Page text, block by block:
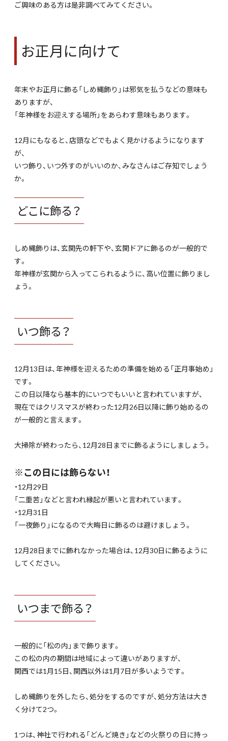
ご興味のある方は是非調べてみてください。
お正月に向けて
年末やお正月に飾る「しめ縄飾り」は邪気を払うなどの意味も
ありますが、
「年神様をお迎えする場所」をあらわす意味もあります。
12月にもなると、店頭などでもよく見かけるようになります
が、
いつ飾り、いつ外すのがいいのか、みなさんはご存知でしょう
か。
どこに飾る？
しめ縄飾りは、玄関先の軒下や、玄関ドアに飾るのが一般的で
す。
年神様が玄関から入ってこられるように、高い位置に飾りまし
ょう。
いつ飾る？
12月13日は、年神様を迎えるための準備を始める「正月事始め」
です。
この日以降なら基本的にいつでもいいと言われていますが、
現在ではクリスマスが終わった12月26日以降に飾り始めるの
が一般的と言えます。
大掃除が終わったら、12月28日までに飾るようにしましょう。
※この日には飾らない！
・12月29日
「二重苦」などと言われ縁起が悪いと言われています。
・12月31日
「一夜飾り」になるので大晦日に飾るのは避けましょう。
12月28日までに飾れなかった場合は、12月30日に飾るように
してください。
いつまで飾る？
一般的に「松の内」まで飾ります。
この松の内の期間は地域によって違いがありますが、
関西では1月15日、関西以外は1月7日が多いようです。
しめ縄飾りを外したら、処分をするのですが、処分方法は大き
く分けて2つ。
1つは、神社で行われる「どんど焼き」などの火祭りの日に持っ